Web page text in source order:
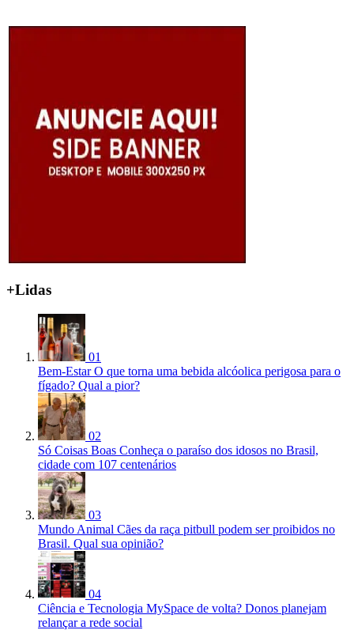
+Lidas
01
Bem-Estar O que torna uma bebida alcóolica perigosa para o
fígado? Qual a pior?
02
Só Coisas Boas Conheça o paraíso dos idosos no Brasil,
cidade com 107 centenários
03
Mundo Animal Cães da raça pitbull podem ser proibidos no
Brasil. Qual sua opinião?
04
Ciência e Tecnologia MySpace de volta? Donos planejam
relançar a rede social